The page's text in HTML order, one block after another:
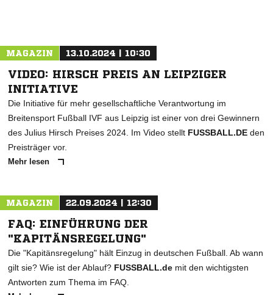
MAGAZIN 13.10.2024 | 10:30
VIDEO: HIRSCH PREIS AN LEIPZIGER
INITIATIVE
Die Initiative für mehr gesellschaftliche Verantwortung im
Breitensport Fußball IVF aus Leipzig ist einer von drei Gewinnern
des Julius Hirsch Preises 2024. Im Video stellt FUSSBALL.DE den
Preisträger vor.
Mehr lesen
MAGAZIN 22.09.2024 | 12:30
FAQ: EINFÜHRUNG DER
"KAPITÄNSREGELUNG"
Die "Kapitänsregelung" hält Einzug in deutschen Fußball. Ab wann
gilt sie? Wie ist der Ablauf? FUSSBALL.de mit den wichtigsten
Antworten zum Thema im FAQ.